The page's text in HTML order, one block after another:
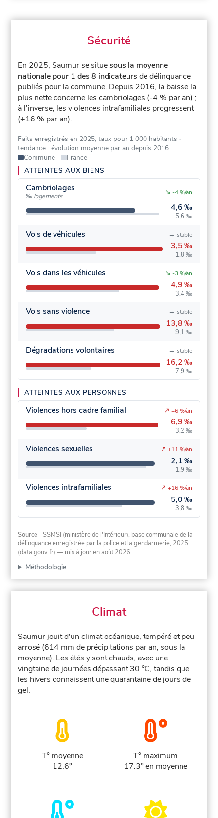
Sécurité
En 2025, Saumur se situesous la moyenne
nationale pour 1 des 8 indicateurs de délinquance
publiés pour la commune. Depuis 2016, la baisse la
plus nette concerne les cambriolages (-4 % par an) ;
à l'inverse, les violences intrafamiliales progressent
(+16 % par an).
Faits enregistrés en 2025, taux pour 1 000 habitants ·
tendance : évolution moyenne par an depuis 2016
Commune
France
ATTEINTES AUX BIENS
Cambriolages
‰ logements
4,6 ‰
5,6 ‰
↘ -4 %/an
Vols de véhicules
3,5 ‰
1,8 ‰
→ stable
Vols dans les véhicules
4,9 ‰
3,4 ‰
↘ -3 %/an
Vols sans violence
13,8 ‰
9,1 ‰
→ stable
Dégradations volontaires
16,2 ‰
7,9 ‰
→ stable
ATTEINTES AUX PERSONNES
Violences hors cadre familial
6,9 ‰
3,2 ‰
↗ +6 %/an
Violences sexuelles
2,1 ‰
1,9 ‰
↗ +11 %/an
Violences intrafamiliales
5,0 ‰
3,8 ‰
↗ +16 %/an
Source - SSMSI (ministère de l'Intérieur), base communale de la
délinquance enregistrée par la police et la gendarmerie, 2025
(data.gouv.fr) — mis à jour en août 2026.
Méthodologie
Climat
Saumur jouit d'un climat océanique, tempéré et peu
arrosé (614 mm de précipitations par an, sous la
moyenne). Les étés y sont chauds, avec une
vingtaine de journées dépassant 30 °C, tandis que
les hivers connaissent une quarantaine de jours de
gel.
T° moyenne
12.6°
T° maximum
17.3° en moyenne